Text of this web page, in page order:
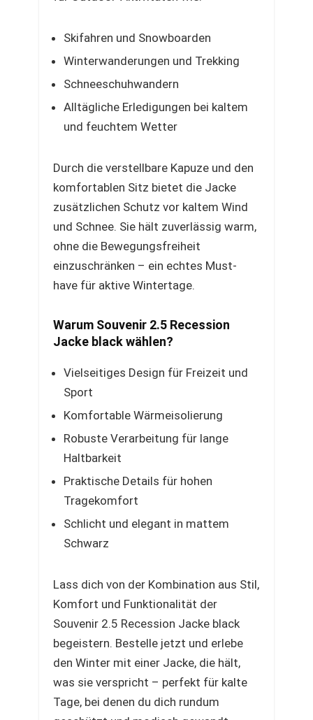
Skifahren und Snowboarden
Winterwanderungen und Trekking
Schneeschuhwandern
Alltägliche Erledigungen bei kaltem
und feuchtem Wetter
Durch die verstellbare Kapuze und den
komfortablen Sitz bietet die Jacke
zusätzlichen Schutz vor kaltem Wind
und Schnee. Sie hält zuverlässig warm,
ohne die Bewegungsfreiheit
einzuschränken – ein echtes Must-
have für aktive Wintertage.
Warum Souvenir 2.5 Recession
Jacke black wählen?
Vielseitiges Design für Freizeit und
Sport
Komfortable Wärmeisolierung
Robuste Verarbeitung für lange
Haltbarkeit
Praktische Details für hohen
Tragekomfort
Schlicht und elegant in mattem
Schwarz
Lass dich von der Kombination aus Stil,
Komfort und Funktionalität der
Souvenir 2.5 Recession Jacke black
begeistern. Bestelle jetzt und erlebe
den Winter mit einer Jacke, die hält,
was sie verspricht – perfekt für kalte
Tage, bei denen du dich rundum